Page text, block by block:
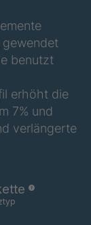
4040995
4041859
4041978
gewendet
benutzt
erhöht die
7% und
verlängerte